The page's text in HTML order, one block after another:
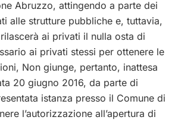
Abruzzo, attingendo a parte dei
alle strutture pubbliche e, tuttavia,
ai privati il nulla osta di
ai privati stessi per ottenere le
Non giunge, pertanto, inattesa
20 giugno 2016, da parte di
istanza presso il Comune di
l’autorizzazione all’apertura di